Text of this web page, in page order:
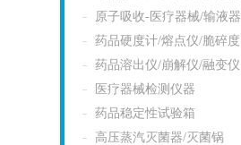
原子吸收-医疗器械/输液器
药品硬度计/熔点仪/脆碎度
药品溶出仪/崩解仪/融变仪
医疗器械检测仪器
药品稳定性试验箱
高压蒸汽灭菌器/灭菌锅